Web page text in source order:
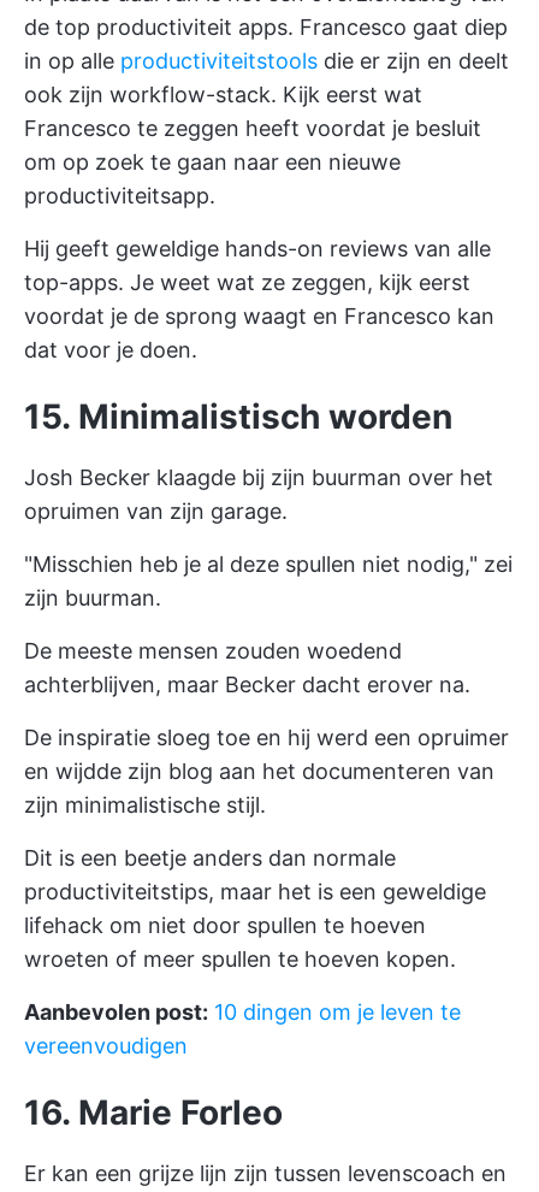
de top productiviteit apps. Francesco gaat diep
in op alle productiviteitstools die er zijn en deelt
ook zijn workflow-stack. Kijk eerst wat
Francesco te zeggen heeft voordat je besluit
om op zoek te gaan naar een nieuwe
productiviteitsapp.
Hij geeft geweldige hands-on reviews van alle
top-apps. Je weet wat ze zeggen, kijk eerst
voordat je de sprong waagt en Francesco kan
dat voor je doen.
15. Minimalistisch worden
Josh Becker klaagde bij zijn buurman over het
opruimen van zijn garage.
"Misschien heb je al deze spullen niet nodig," zei
zijn buurman.
De meeste mensen zouden woedend
achterblijven, maar Becker dacht erover na.
De inspiratie sloeg toe en hij werd een opruimer
en wijdde zijn blog aan het documenteren van
zijn minimalistische stijl.
Dit is een beetje anders dan normale
productiviteitstips, maar het is een geweldige
lifehack om niet door spullen te hoeven
wroeten of meer spullen te hoeven kopen.
Aanbevolen post: 10 dingen om je leven te
vereenvoudigen
16. Marie Forleo
Er kan een grijze lijn zijn tussen levenscoach en